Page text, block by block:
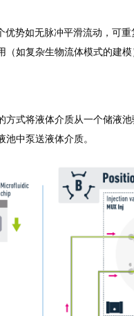
势如无脉冲平滑流动，可
如复杂生物流体模式的建模
式将液体介质从一个储液
中泵送液体介质。